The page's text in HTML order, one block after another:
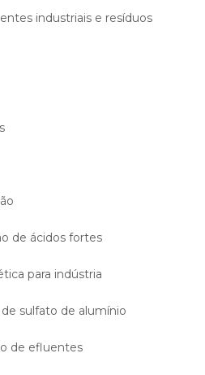
industriais e resíduos
de ácidos fortes
para indústria
sulfato de alumínio
de efluentes